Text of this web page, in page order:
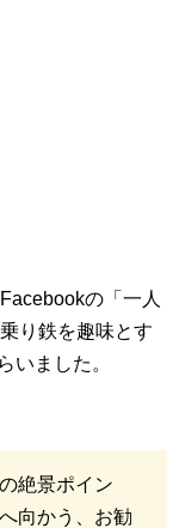
の「一人
り鉄を趣味とす
いました。
絶景ポイン
向かう、お勧